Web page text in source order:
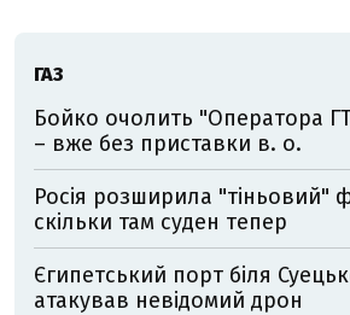
ГАЗ
Бойко очолить "Оператора
– вже без приставки в. о.
Росія розширила "тіньовий"
скільки там суден тепер
Єгипетський порт біля
атакував невідомий дрон